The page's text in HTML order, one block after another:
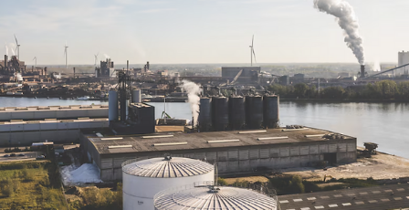
2 minuten om te lezen
Een sterke SEO-copywriter maakt het
verschil. Ook voor jouw bedrijf
Je kan de mooiste website hebben, de strafste branding en het
aanbod… maar als niemand je vindt in Google, blijft het stil. En dat
zonde. Want online zichtbaar zijn begint niet bij geluk of bij een